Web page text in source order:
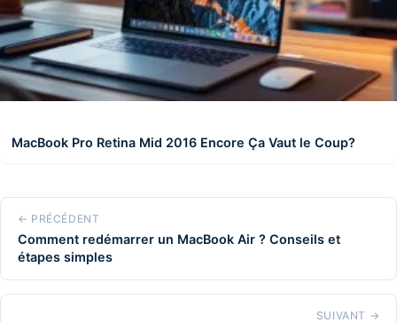
MacBook Pro Retina Mid 2016 Encore Ça Vaut le Coup?
← PRÉCÉDENT
Comment redémarrer un MacBook Air ? Conseils et
étapes simples
SUIVANT →